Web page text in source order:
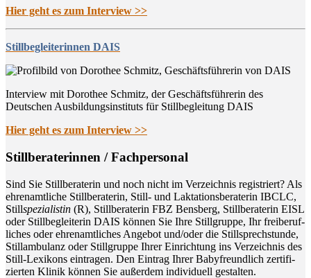
Hier geht es zum Interview >>
Stillbegleiterinnen DAIS
Interview mit Dorothee Schmitz, der Geschäftsführerin des
Deutschen Ausbildungsinstituts für Stillbegleitung DAIS
Hier geht es zum Interview >>
Still­be­ra­te­rin­nen / Fachpersonal
Sind Sie Still­be­ra­te­rin und noch nicht im Ver­zeich­nis regis­triert? Als
ehren­amt­li­che Still­be­ra­te­rin, Still- und Lak­ta­ti­ons­be­ra­te­rin IBCLC,
Stillspe­zia­lis­tin (R), Still­be­ra­te­rin FBZ Bens­berg, Still­be­ra­te­rin EISL
oder Still­be­glei­te­rin DAIS kön­nen Sie Ihre Still­grup­pe, Ihr frei­be­ruf­
li­ches oder ehren­amt­li­ches Ange­bot und/oder die Still­sprech­stun­de,
Still­am­bu­lanz oder Still­grup­pe Ihrer Ein­rich­tung ins Ver­zeich­nis des
Still-Lexi­kons ein­tra­gen. Den Ein­trag Ihrer Baby­freund­lich zer­ti­fi­
zier­ten Kli­nik kön­nen Sie außer­dem indi­vi­du­ell gestalten.